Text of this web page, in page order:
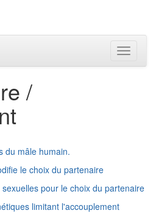
Toggle
/
du mâle humain.
le choix du partenaire
sexuelles pour le choix du partenaire
limitant l'accouplement